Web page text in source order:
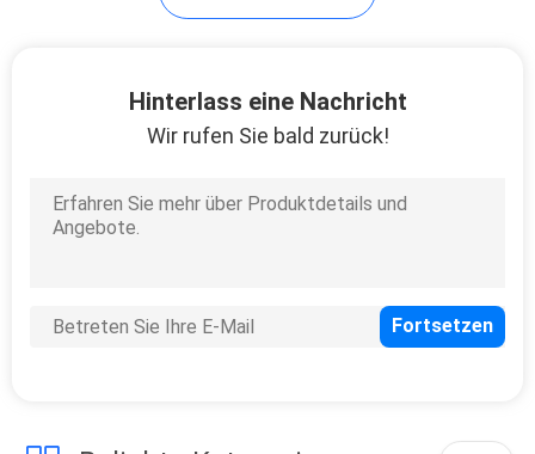
Aktivkohle
Hinterlass eine Nachricht
Wir rufen Sie bald zurück!